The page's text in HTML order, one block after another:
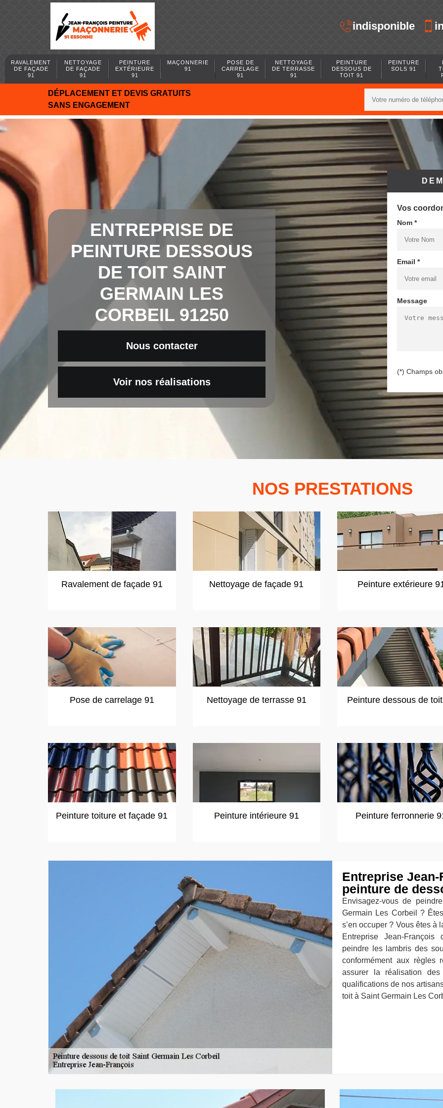
indisponible
RAVALEMENT
DE FAÇADE
91
NETTOYAGE
DE FAÇADE
91
PEINTURE
EXTÉRIEURE
91
MAÇONNERIE
91
POSE DE
CARRELAGE
91
NETTOYAGE
DE TERRASSE
91
PEINTURE
DESSOUS DE
TOIT 91
PEINTURE
SOLS 91
DÉPLACEMENT ET DEVIS GRATUITS
SANS ENGAGEMENT
ENTREPRISE DE
PEINTURE DESSOUS
DE TOIT SAINT
GERMAIN LES
CORBEIL 91250
Nous contacter
Voir nos réalisations
Vos
Nom *
Email *
Message
(*) Champs
NOS PRESTATIONS
Ravalement de façade 91 Nettoyage de façade 91 Peinture extérieure
Pose de carrelage 91 Nettoyage de terrasse 91 Peinture dessous de
Peinture toiture et façade 91 Peinture intérieure 91 Peinture ferronnerie
Entreprise
peinture de
Envisagez-vous de
Germain Les Corbeil ?
s’en occuper ? Vous êtes à
Entreprise Jean-
peindre les lambris des
conformément aux règles
assurer la réalisation
qualifications de nos
toit à Saint Germain Les